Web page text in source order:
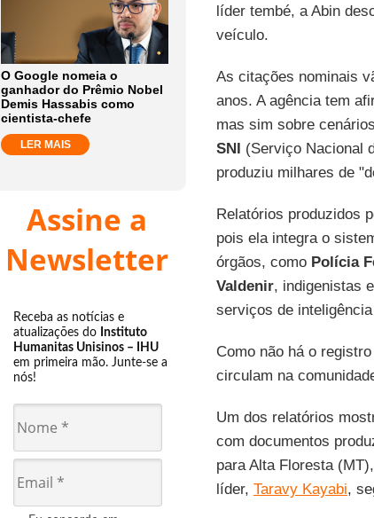
O Google nomeia o
ganhador do Prêmio Nobel
Demis Hassabis como
cientista-chefe
LER MAIS
Assine a
Newsletter
Receba as notícias e
atualizações do Instituto
Humanitas Unisinos – IHU
em primeira mão. Junte-se a
nós!
líder tembé, a Abin
veículo.
As citações nominais
anos. A agência tem
mas sim sobre
SNI (Serviço Nacional
produziu milhares de
Relatórios produzidos
pois ela integra o
órgãos, como Polícia
Valdenir, indigenistas
serviços de
Como não há o
circulam na
Um dos relatórios
com documentos
para Alta Floresta
líder, Taravy Kayabi,